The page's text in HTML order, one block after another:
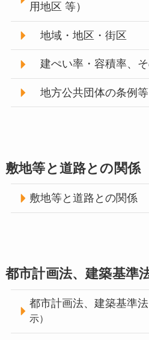
用地区 等）
地域・地区・街区
建ぺい率・容積率、
地方公共団体の条例
敷地等と道路との関係
敷地等と道路との関係
都市計画法、建築基準
都市計画法、建築基準
示）